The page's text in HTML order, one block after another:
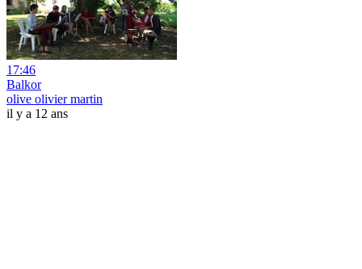
17:46
Balkor
olive olivier martin
il y a 12 ans